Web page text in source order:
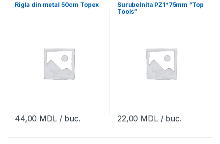
Rigla din metal 50cm Topex
44,00 MDL/ buc.
Surubelnita PZ1*75mm “Top
Tools”
22,00 MDL/ buc.